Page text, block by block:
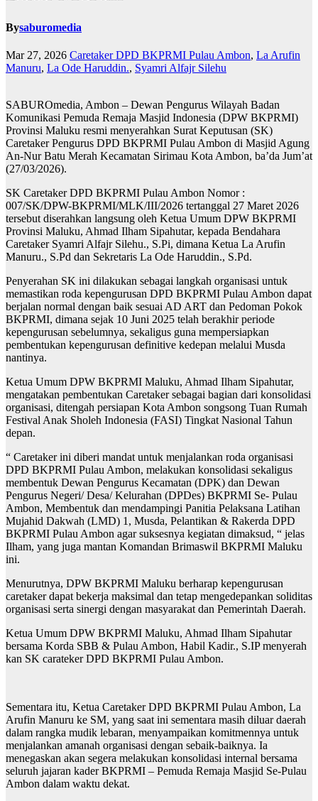
Bysaburomedia
Mar 27, 2026 Caretaker DPD BKPRMI Pulau Ambon, La Arufin
Manuru, La Ode Haruddin., Syamri Alfajr Silehu
SABUROmedia, Ambon – Dewan Pengurus Wilayah Badan
Komunikasi Pemuda Remaja Masjid Indonesia (DPW BKPRMI)
Provinsi Maluku resmi menyerahkan Surat Keputusan (SK)
Caretaker Pengurus DPD BKPRMI Pulau Ambon di Masjid Agung
An-Nur Batu Merah Kecamatan Sirimau Kota Ambon, ba’da Jum’at
(27/03/2026).
SK Caretaker DPD BKPRMI Pulau Ambon Nomor :
007/SK/DPW-BKPRMI/MLK/III/2026 tertanggal 27 Maret 2026
tersebut diserahkan langsung oleh Ketua Umum DPW BKPRMI
Provinsi Maluku, Ahmad Ilham Sipahutar, kepada Bendahara
Caretaker Syamri Alfajr Silehu., S.Pi, dimana Ketua La Arufin
Manuru., S.Pd dan Sekretaris La Ode Haruddin., S.Pd.
Penyerahan SK ini dilakukan sebagai langkah organisasi untuk
memastikan roda kepengurusan DPD BKPRMI Pulau Ambon dapat
berjalan normal dengan baik sesuai AD ART dan Pedoman Pokok
BKPRMI, dimana sejak 10 Juni 2025 telah berakhir periode
kepengurusan sebelumnya, sekaligus guna mempersiapkan
pembentukan kepengurusan definitive kedepan melalui Musda
nantinya.
Ketua Umum DPW BKPRMI Maluku, Ahmad Ilham Sipahutar,
mengatakan pembentukan Caretaker sebagai bagian dari konsolidasi
organisasi, ditengah persiapan Kota Ambon songsong Tuan Rumah
Festival Anak Sholeh Indonesia (FASI) Tingkat Nasional Tahun
depan.
“ Caretaker ini diberi mandat untuk menjalankan roda organisasi
DPD BKPRMI Pulau Ambon, melakukan konsolidasi sekaligus
membentuk Dewan Pengurus Kecamatan (DPK) dan Dewan
Pengurus Negeri/ Desa/ Kelurahan (DPDes) BKPRMI Se- Pulau
Ambon, Membentuk dan mendampingi Panitia Pelaksana Latihan
Mujahid Dakwah (LMD) 1, Musda, Pelantikan & Rakerda DPD
BKPRMI Pulau Ambon agar suksesnya kegiatan dimaksud, “ jelas
Ilham, yang juga mantan Komandan Brimaswil BKPRMI Maluku
ini.
Menurutnya, DPW BKPRMI Maluku berharap kepengurusan
caretaker dapat bekerja maksimal dan tetap mengedepankan soliditas
organisasi serta sinergi dengan masyarakat dan Pemerintah Daerah.
Ketua Umum DPW BKPRMI Maluku, Ahmad Ilham Sipahutar
bersama Korda SBB & Pulau Ambon, Habil Kadir., S.IP menyerah
kan SK carateker DPD BKPRMI Pulau Ambon.
Sementara itu, Ketua Caretaker DPD BKPRMI Pulau Ambon, La
Arufin Manuru ke SM, yang saat ini sementara masih diluar daerah
dalam rangka mudik lebaran, menyampaikan komitmennya untuk
menjalankan amanah organisasi dengan sebaik-baiknya. Ia
menegaskan akan segera melakukan konsolidasi internal bersama
seluruh jajaran kader BKPRMI – Pemuda Remaja Masjid Se-Pulau
Ambon dalam waktu dekat.